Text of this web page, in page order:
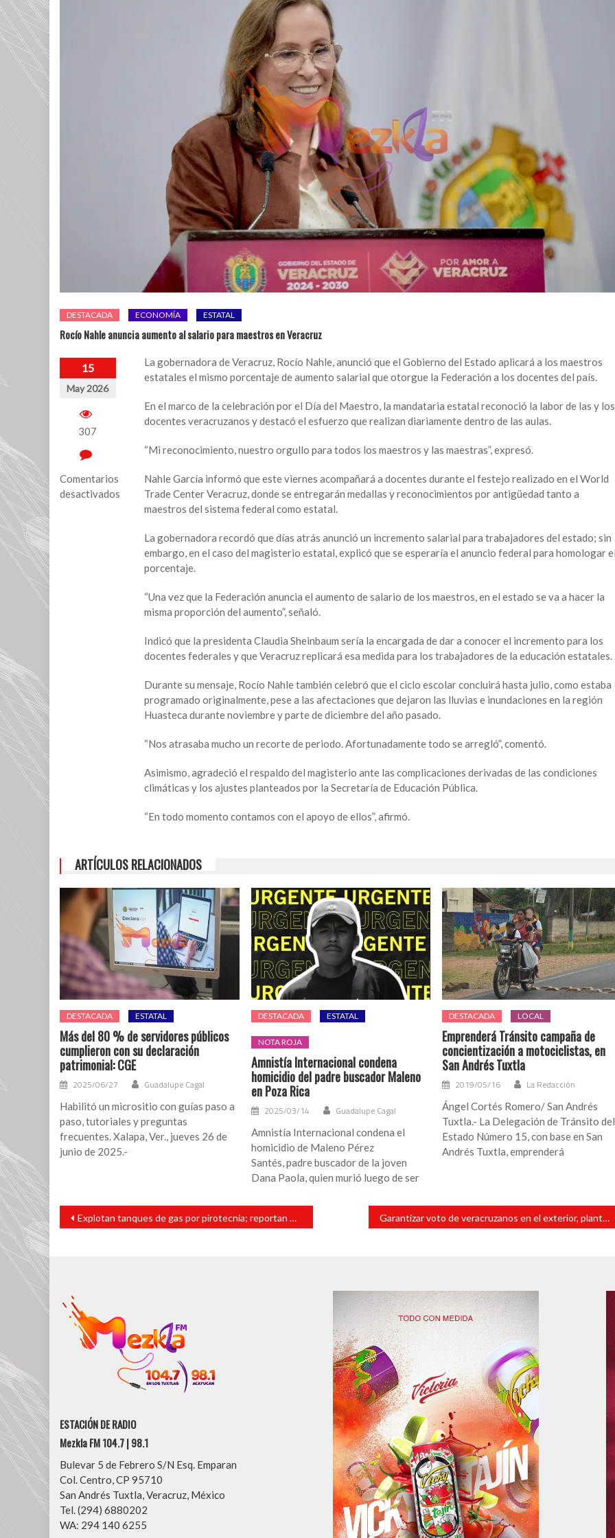
DESTACADA ECONOMÍA ESTATAL
Rocío Nahle anuncia aumento al salario para maestros en Veracruz
15
May 2026
307
Comentarios
desactivados
La gobernadora de Veracruz, Rocío Nahle, anunció que el Gobierno del Estado aplicará a los maestros
estatales el mismo porcentaje de aumento salarial que otorgue la Federación a los docentes del país.
En el marco de la celebración por el Día del Maestro, la mandataria estatal reconoció la labor de las y los
docentes veracruzanos y destacó el esfuerzo que realizan diariamente dentro de las aulas.
“Mi reconocimiento, nuestro orgullo para todos los maestros y las maestras”, expresó.
Nahle García informó que este viernes acompañará a docentes durante el festejo realizado en el World
Trade Center Veracruz, donde se entregarán medallas y reconocimientos por antigüedad tanto a
maestros del sistema federal como estatal.
La gobernadora recordó que días atrás anunció un incremento salarial para trabajadores del estado; sin
embargo, en el caso del magisterio estatal, explicó que se esperaría el anuncio federal para homologar
porcentaje.
“Una vez que la Federación anuncia el aumento de salario de los maestros, en el estado se va a hacer la
misma proporción del aumento”, señaló.
Indicó que la presidenta Claudia Sheinbaum sería la encargada de dar a conocer el incremento para los
docentes federales y que Veracruz replicará esa medida para los trabajadores de la educación estatales.
Durante su mensaje, Rocío Nahle también celebró que el ciclo escolar concluirá hasta julio, como estaba
programado originalmente, pese a las afectaciones que dejaron las lluvias e inundaciones en la región
Huasteca durante noviembre y parte de diciembre del año pasado.
“Nos atrasaba mucho un recorte de periodo. Afortunadamente todo se arregló”, comentó.
Asimismo, agradeció el respaldo del magisterio ante las complicaciones derivadas de las condiciones
climáticas y los ajustes planteados por la Secretaría de Educación Pública.
“En todo momento contamos con el apoyo de ellos”, afirmó.
ARTÍCULOS RELACIONADOS
DESTACADA ESTATAL
Más del 80 % de servidores públicos
cumplieron con su declaración
patrimonial: CGE
2025/06/27 Guadalupe Cagal
Habilitó un micrositio con guías paso a
paso, tutoriales y preguntas
frecuentes. Xalapa, Ver., jueves 26 de
junio de 2025.-
DESTACADA ESTATAL
NOTA ROJA
Amnistía Internacional condena
homicidio del padre buscador Maleno
en Poza Rica
2025/03/14 Guadalupe Cagal
Amnistía Internacional condena el
homicidio de Maleno Pérez
Santés, padre buscador de la joven
Dana Paola, quien murió luego de ser
DESTACADA LOCAL
Emprenderá Tránsito campaña de
concientización a motociclistas, en
San Andrés Tuxtla
2019/05/16 La Redacción
Ángel Cortés Romero/ San Andrés
Tuxtla.- La Delegación de Tránsito del
Estado Número 15, con base en San
Andrés Tuxtla, emprenderá
Navegación
entradas
Explotan tanques de gas por pirotecnia; reportan 25 heridos, 5 están graves Garantizar voto de veracruzanos en el exterior, plantea diputada
ESTACIÓN DE RADIO
Mezkla FM 104.7 | 98.1
Bulevar 5 de Febrero S/N Esq. Emparan
Col. Centro, CP 95710
San Andrés Tuxtla, Veracruz, México
Tel. (294) 6880202
WA: 294 140 6255